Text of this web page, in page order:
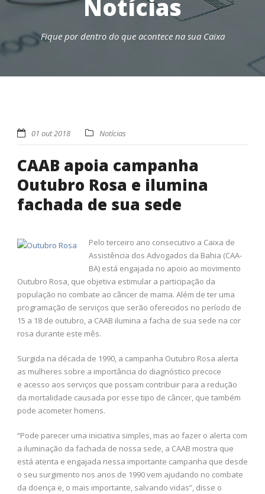
Notícias
Fique por dentro do que acontece na sua Caixa
01 out 2018 Notícias
CAAB apoia campanha
Outubro Rosa e ilumina
fachada de sua sede
Pelo terceiro ano consecutivo a Caixa de
Assistência dos Advogados da Bahia (CAA-
BA) está engajada no apoio ao movimento
Outubro Rosa, que objetiva estimular a participação da
população no combate ao câncer de mama. Além de ter uma
programação de serviços que serão oferecidos no período de
15 a 18 de outubro, a CAAB ilumina a facha de sua sede na cor
rosa durante este mês.
Surgida na década de 1990, a campanha Outubro Rosa alerta
as mulheres sobre a importância do diagnóstico precoce
e acesso aos serviços que possam contribuir para a redução
da mortalidade causada por esse tipo de câncer, que também
pode acometer homens.
“Pode parecer uma iniciativa simples, mas ao fazer o alerta com
a iluminação da fachada de nossa sede, a CAAB mostra que
está atenta e engajada nessa importante campanha que desde
o seu surgimento nos anos de 1990 vem ajudando no combate
da doença e, o mais importante, salvando vidas”, disse o